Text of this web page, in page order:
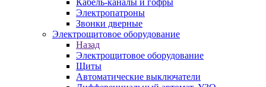
Кабель-каналы и гофры
Электропатроны
Звонки дверные
Электрощитовое оборудование
Назад
Электрощитовое оборудование
Щиты
Автоматические выключатели